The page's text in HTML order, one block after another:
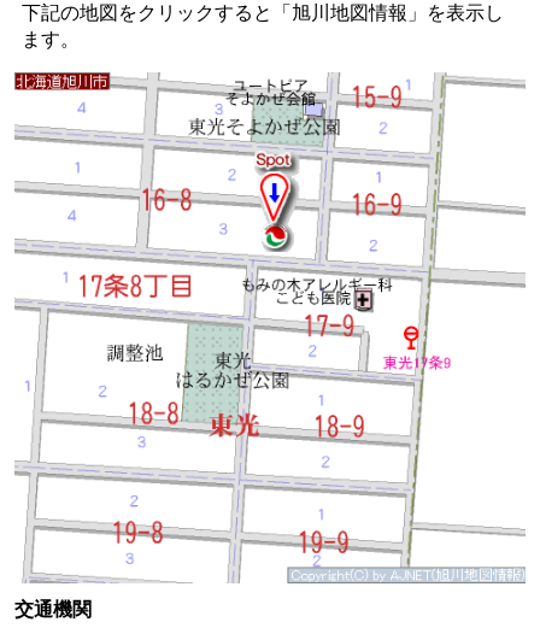
下記の地図をクリックすると
「旭川地図情報」
を表示し
ます。
交通機関